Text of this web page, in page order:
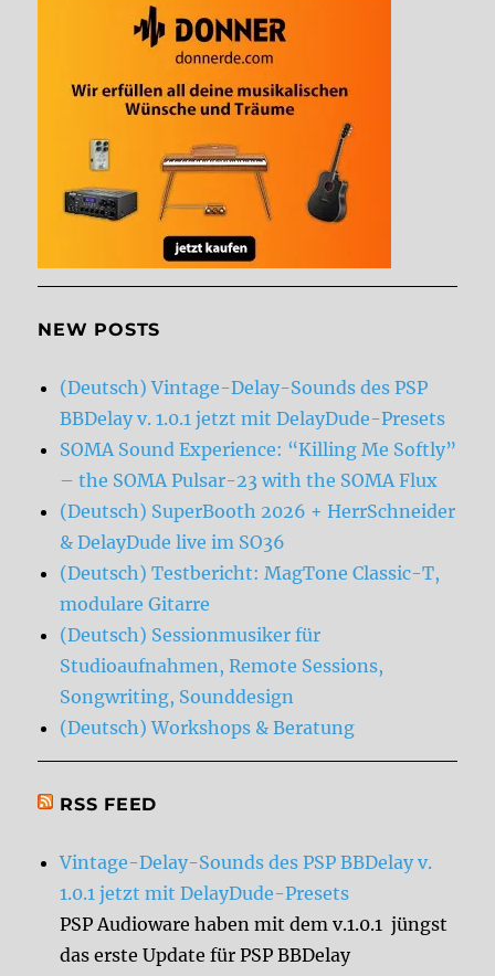
NEW POSTS
(Deutsch) Vintage-Delay-Sounds des PSP
BBDelay v. 1.0.1 jetzt mit DelayDude-Presets
SOMA Sound Experience: “Killing Me Softly”
– the SOMA Pulsar-23 with the SOMA Flux
(Deutsch) SuperBooth 2026 + HerrSchneider
& DelayDude live im SO36
(Deutsch) Testbericht: MagTone Classic-T,
modulare Gitarre
(Deutsch) Sessionmusiker für
Studioaufnahmen, Remote Sessions,
Songwriting, Sounddesign
(Deutsch) Workshops & Beratung
RSS FEED
Vintage-Delay-Sounds des PSP BBDelay v.
1.0.1 jetzt mit DelayDude-Presets
PSP Audioware haben mit dem v.1.0.1 jüngst
das erste Update für PSP BBDelay